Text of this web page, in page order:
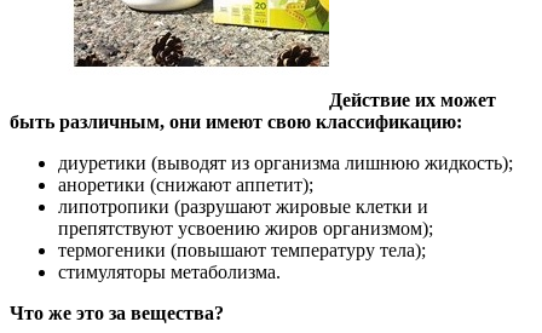
Действие их может
быть различным, они имеют свою классификацию:
диуретики (выводят из организма лишнюю жидкость);
аноретики (снижают аппетит);
липотропики (разрушают жировые клетки и
препятствуют усвоению жиров организмом);
термогеники (повышают температуру тела);
стимуляторы метаболизма.
Что же это за вещества?